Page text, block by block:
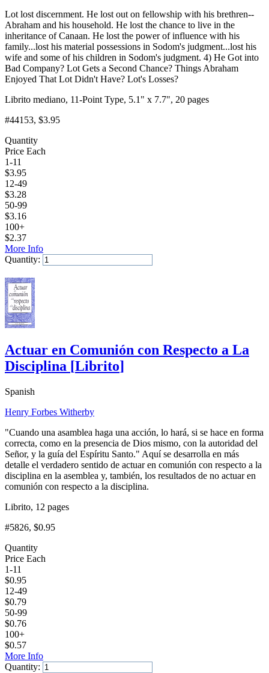
Lot lost discernment. He lost out on fellowship with his brethren--
Abraham and his household. He lost the chance to live in the
inheritance of Canaan. He lost the power of influence with his
family...lost his material possessions in Sodom's judgment...lost his
wife and some of his children in Sodom's judgment. 4) He Got into
Bad Company? Lot Gets a Second Chance? Things Abraham
Enjoyed That Lot Didn't Have? Lot's Losses?
Librito mediano, 11-Point Type, 5.1" x 7.7", 20 pages
#44153, $3.95
Quantity
Price Each
1-11
$3.95
12-49
$3.28
50-99
$3.16
100+
$2.37
More Info
Quantity:
Actuar en Comunión con Respecto a La
Disciplina [Librito]
Spanish
Henry Forbes Witherby
"Cuando una asamblea haga una acción, lo hará, si se hace en forma
correcta, como en la presencia de Dios mismo, con la autoridad del
Señor, y la guía del Espíritu Santo." Aquí se desarrolla en más
detalle el verdadero sentido de actuar en comunión con respecto a la
disciplina en la asemblea y, también, los resultados de no actuar en
comunión con respecto a la disciplina.
Librito, 12 pages
#5826, $0.95
Quantity
Price Each
1-11
$0.95
12-49
$0.79
50-99
$0.76
100+
$0.57
More Info
Quantity: